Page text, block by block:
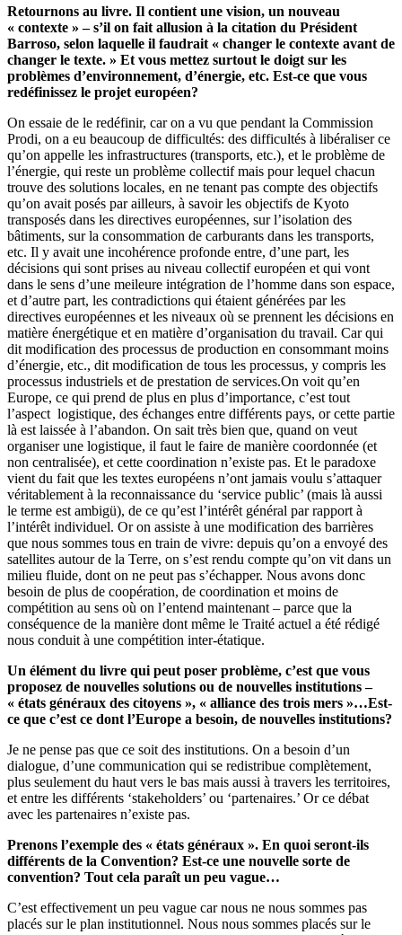
Retournons au livre. Il contient une vision, un nouveau
« contexte » – s’il on fait allusion à la citation du Président
Barroso, selon laquelle il faudrait « changer le contexte avant de
changer le texte. » Et vous mettez surtout le doigt sur les
problèmes d’environnement, d’énergie, etc. Est-ce que vous
redéfinissez le projet européen?
On essaie de le redéfinir, car on a vu que pendant la Commission
Prodi, on a eu beaucoup de difficultés: des difficultés à libéraliser ce
qu’on appelle les infrastructures (transports, etc.), et le problème de
l’énergie, qui reste un problème collectif mais pour lequel chacun
trouve des solutions locales, en ne tenant pas compte des objectifs
qu’on avait posés par ailleurs, à savoir les objectifs de Kyoto
transposés dans les directives européennes, sur l’isolation des
bâtiments, sur la consommation de carburants dans les transports,
etc. Il y avait une incohérence profonde entre, d’une part, les
décisions qui sont prises au niveau collectif européen et qui vont
dans le sens d’une meileure intégration de l’homme dans son espace,
et d’autre part, les contradictions qui étaient générées par les
directives européennes et les niveaux où se prennent les décisions en
matière énergétique et en matière d’organisation du travail. Car qui
dit modification des processus de production en consommant moins
d’énergie, etc., dit modification de tous les processus, y compris les
processus industriels et de prestation de services.On voit qu’en
Europe, ce qui prend de plus en plus d’importance, c’est tout
l’aspect logistique, des échanges entre différents pays, or cette partie
là est laissée à l’abandon. On sait très bien que, quand on veut
organiser une logistique, il faut le faire de manière coordonnée (et
non centralisée), et cette coordination n’existe pas. Et le paradoxe
vient du fait que les textes européens n’ont jamais voulu s’attaquer
véritablement à la reconnaissance du ‘service public’ (mais là aussi
le terme est ambigü), de ce qu’est l’intérêt général par rapport à
l’intérêt individuel. Or on assiste à une modification des barrières
que nous sommes tous en train de vivre: depuis qu’on a envoyé des
satellites autour de la Terre, on s’est rendu compte qu’on vit dans un
milieu fluide, dont on ne peut pas s’échapper. Nous avons donc
besoin de plus de coopération, de coordination et moins de
compétition au sens où on l’entend maintenant – parce que la
conséquence de la manière dont même le Traité actuel a été rédigé
nous conduit à une compétition inter-étatique.
Un élément du livre qui peut poser problème, c’est que vous
proposez de nouvelles solutions ou de nouvelles institutions –
« états généraux des citoyens », « alliance des trois mers »…Est-
ce que c’est ce dont l’Europe a besoin, de nouvelles institutions?
Je ne pense pas que ce soit des institutions. On a besoin d’un
dialogue, d’une communication qui se redistribue complètement,
plus seulement du haut vers le bas mais aussi à travers les territoires,
et entre les différents ‘stakeholders’ ou ‘partenaires.’ Or ce débat
avec les partenaires n’existe pas.
Prenons l’exemple des « états généraux ». En quoi seront-ils
différents de la Convention? Est-ce une nouvelle sorte de
convention? Tout cela paraît un peu vague…
C’est effectivement un peu vague car nous ne nous sommes pas
placés sur le plan institutionnel. Nous nous sommes placés sur le